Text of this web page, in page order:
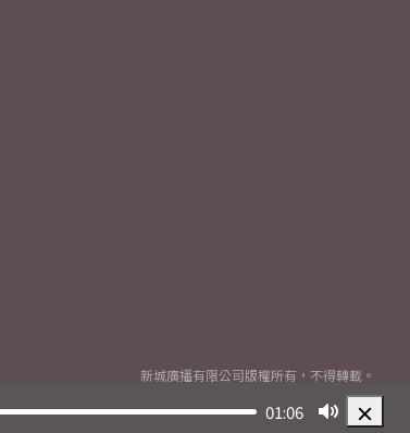
01:06
新城廣播有限公司版權所有，不得轉載。
2026© Metro Broadcast Corporation Limited. All rights reserved.